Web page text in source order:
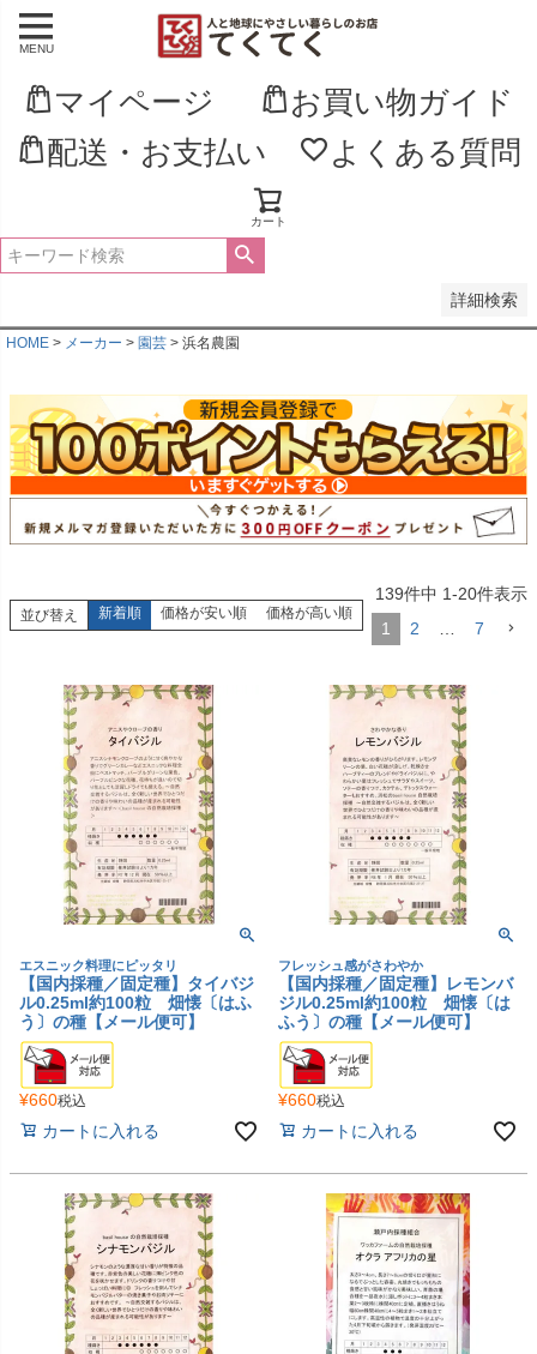
MENU
マイページ
お買い物ガイド
配送・お支払い
よくある質問
カート
詳細検索
新着順
登録順
価格が高い順
優先度順
HOME メーカー 園芸 浜名農園
並び替え 新着順 価格が安い順 価格が高い順
139件中 1-20件表示
1
2 7
エスニック料理にピッタリ
【国内採種／固定種】タイバジ
ル0.25ml約100粒 畑懐〔はふ
う〕の種【メール便可】
¥660税込
カートに入れる
フレッシュ感がさわやか
【国内採種／固定種】レモンバ
ジル0.25ml約100粒 畑懐〔は
ふう〕の種【メール便可】
¥660税込
カートに入れる